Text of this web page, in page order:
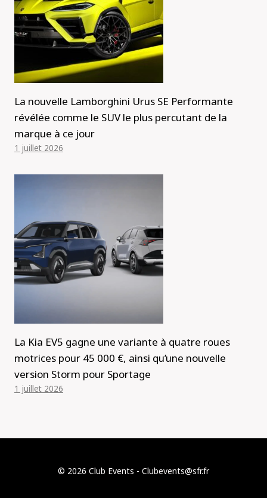
La nouvelle Lamborghini Urus SE Performante
révélée comme le SUV le plus percutant de la
marque à ce jour
1 juillet 2026
La Kia EV5 gagne une variante à quatre roues
motrices pour 45 000 €, ainsi qu’une nouvelle
version Storm pour Sportage
1 juillet 2026
© 2026 Club Events - Clubevents@sfr.fr